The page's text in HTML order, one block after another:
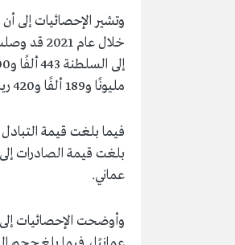
وتشير الإحصائيات إلى
مليونًا و189 ألفًا و420 ريالًا عمانيًا.
عماني.